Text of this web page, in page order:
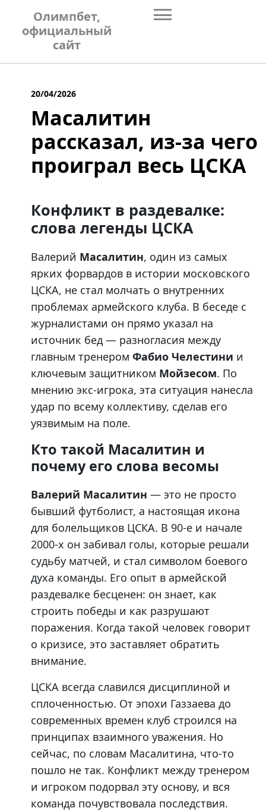
content
Олимпбет,
официальный
сайт
20/04/2026
Масалитин
рассказал, из-за чего
проиграл весь ЦСКА
Конфликт в раздевалке:
слова легенды ЦСКА
Валерий Масалитин, один из самых
ярких форвардов в истории московского
ЦСКА, не стал молчать о внутренних
проблемах армейского клуба. В беседе с
журналистами он прямо указал на
источник бед — разногласия между
главным тренером Фабио Челестини и
ключевым защитником Мойзесом. По
мнению экс-игрока, эта ситуация нанесла
удар по всему коллективу, сделав его
уязвимым на поле.
Кто такой Масалитин и
почему его слова весомы
Валерий Масалитин — это не просто
бывший футболист, а настоящая икона
для болельщиков ЦСКА. В 90-е и начале
2000-х он забивал голы, которые решали
судьбу матчей, и стал символом боевого
духа команды. Его опыт в армейской
раздевалке бесценен: он знает, как
строить победы и как разрушают
поражения. Когда такой человек говорит
о кризисе, это заставляет обратить
внимание.
ЦСКА всегда славился дисциплиной и
сплоченностью. От эпохи Газзаева до
современных времен клуб строился на
принципах взаимного уважения. Но
сейчас, по словам Масалитина, что-то
пошло не так. Конфликт между тренером
и игроком подорвал эту основу, и вся
команда почувствовала последствия.